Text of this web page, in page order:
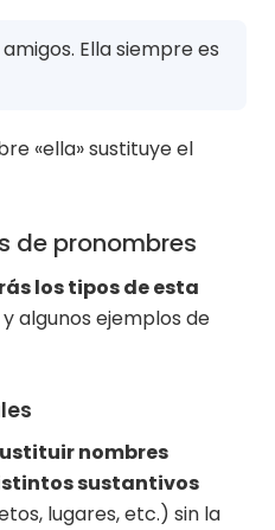
Ella siempre es
«ella» sustituye el
de pronombres
los tipos de esta
y algunos ejemplos de
nombres
sustantivos
lugares, etc.) sin la